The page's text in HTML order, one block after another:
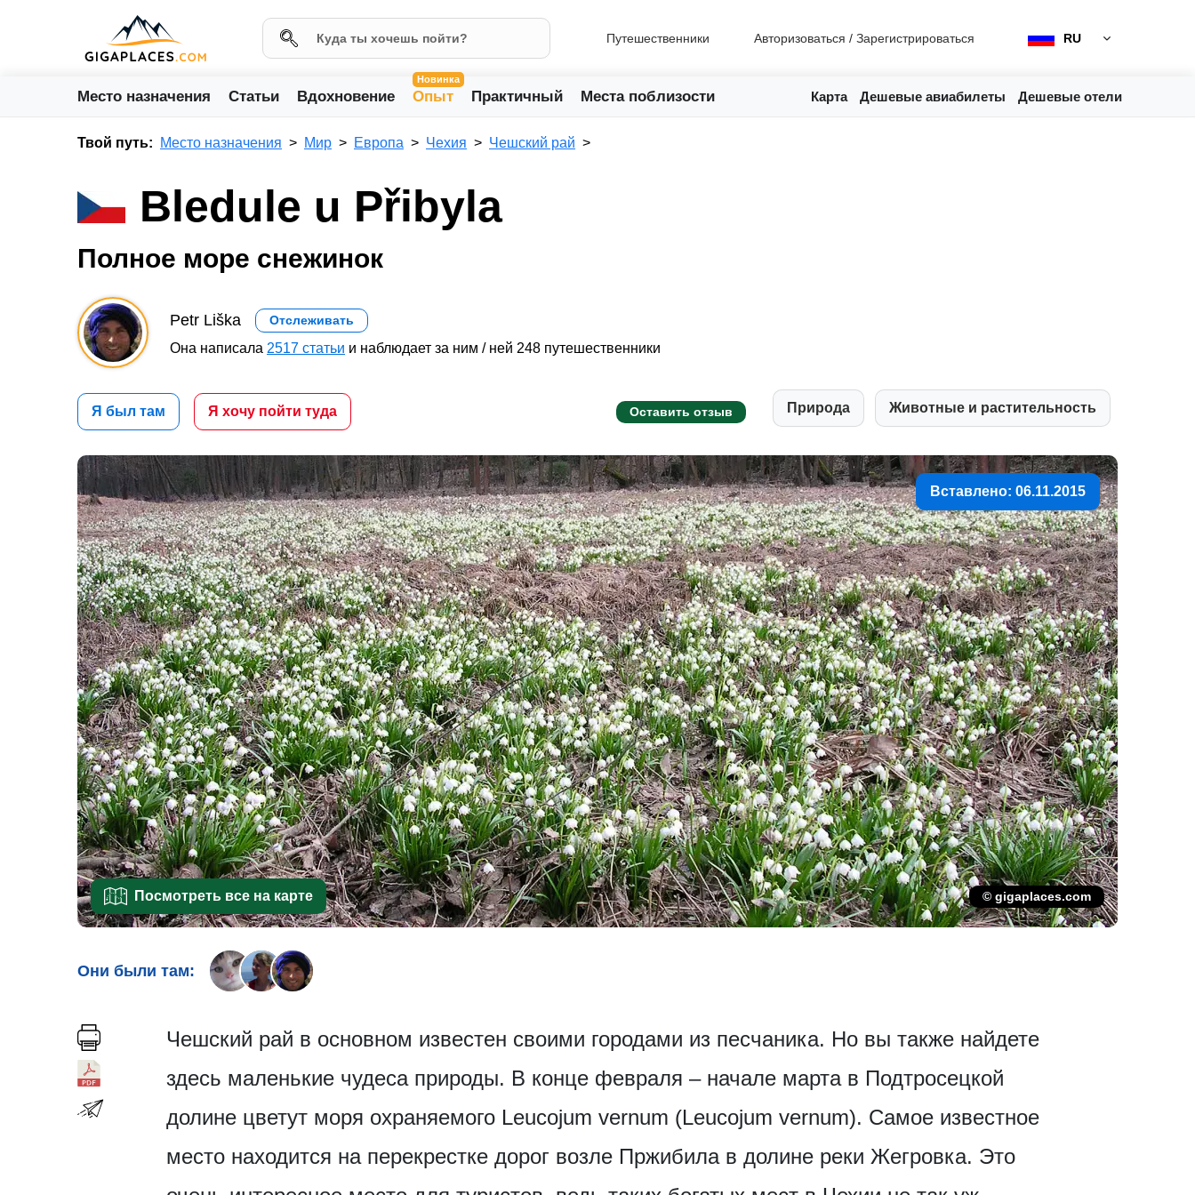
Путешественники Авторизоваться / Зарегистрироваться RU
Место назначения Статьи Вдохновение
Новинка
Опыт Практичный Места поблизости Карта Дешевые авиабилеты Дешевые отели
Твой путь: Место назначения Мир Европа Чехия Чешский рай
Bledule u Přibyla
Полное море снежинок
Petr Liška Отслеживать
Она написала 2517 статьи и наблюдает за ним / ней 248 путешественники
Я был там Я хочу пойти туда Оставить отзыв Природа Животные и растительность
Вставлено: 06.11.2015
Посмотреть все на карте © gigaplaces.com
Они были там:
Чешский рай в основном известен своими городами из песчаника. Но вы также найдете
здесь маленькие чудеса природы. В конце февраля – начале марта в Подтросецкой
долине цветут моря охраняемого Leucojum vernum (Leucojum vernum). Самое известное
место находится на перекрестке дорог возле Пржибила в долине реки Жегровка. Это